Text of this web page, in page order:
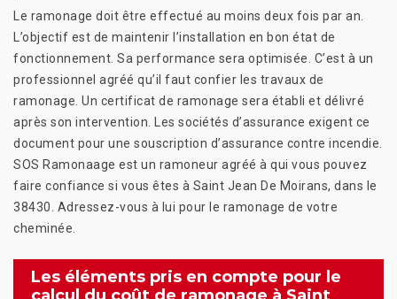
Le ramonage doit être effectué au moins deux fois par an.
L’objectif est de maintenir l’installation en bon état de
fonctionnement. Sa performance sera optimisée. C’est à un
professionnel agréé qu’il faut confier les travaux de
ramonage. Un certificat de ramonage sera établi et délivré
après son intervention. Les sociétés d’assurance exigent ce
document pour une souscription d’assurance contre incendie.
SOS Ramonaage est un ramoneur agréé à qui vous pouvez
faire confiance si vous êtes à Saint Jean De Moirans, dans le
38430. Adressez-vous à lui pour le ramonage de votre
cheminée.
Les éléments pris en compte pour le